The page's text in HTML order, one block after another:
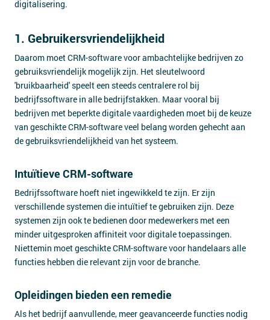
digitalisering.
1. Gebruikersvriendelijkheid
Daarom moet CRM-software voor ambachtelijke bedrijven zo
gebruiksvriendelijk mogelijk zijn. Het sleutelwoord
'bruikbaarheid' speelt een steeds centralere rol bij
bedrijfssoftware in alle bedrijfstakken. Maar vooral bij
bedrijven met beperkte digitale vaardigheden moet bij de keuze
van geschikte CRM-software veel belang worden gehecht aan
de gebruiksvriendelijkheid van het systeem.
Intuïtieve CRM-software
Bedrijfssoftware hoeft niet ingewikkeld te zijn. Er zijn
verschillende systemen die intuïtief te gebruiken zijn. Deze
systemen zijn ook te bedienen door medewerkers met een
minder uitgesproken affiniteit voor digitale toepassingen.
Niettemin moet geschikte CRM-software voor handelaars alle
functies hebben die relevant zijn voor de branche.
Opleidingen bieden een remedie
Als het bedrijf aanvullende, meer geavanceerde functies nodig